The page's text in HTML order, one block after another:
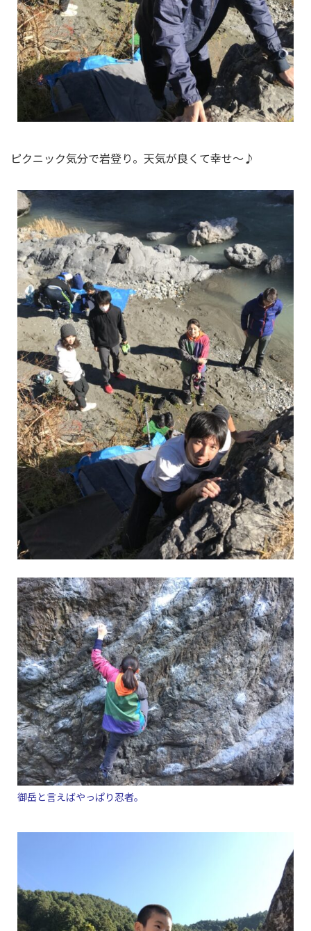
ピクニック気分で岩登り。天気が良くて幸せ～♪
御岳と言えばやっぱり忍者。